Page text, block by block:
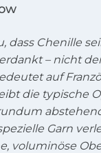
dass Chenille
– nicht
auf
die typische
Garn
voluminöse